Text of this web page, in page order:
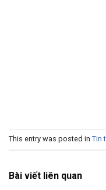
This entry was posted in Tin
Bài viết liên quan